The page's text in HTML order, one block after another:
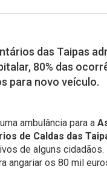
das Taipas
80% das
para novo veículo.
ambulância para a
de Caldas das
de alguns cidadãos.
angariar os 80 mil